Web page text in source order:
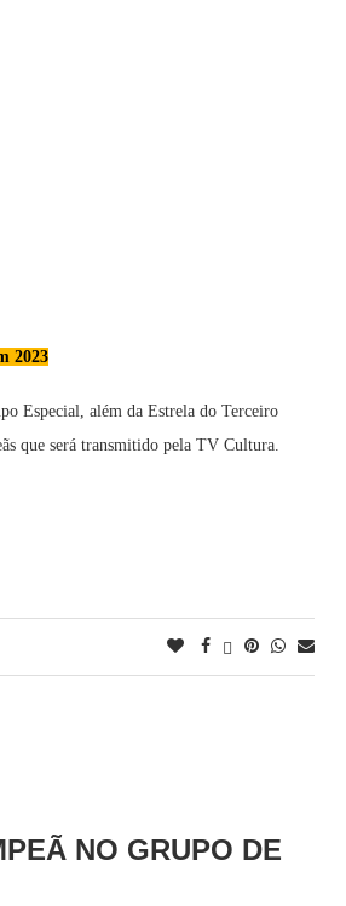
2023
Especial, além da Estrela do Terceiro
que será transmitido pela TV Cultura.
NO GRUPO DE